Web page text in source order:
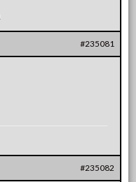
#235081
#235082